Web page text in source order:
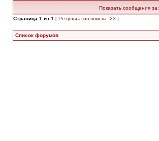
Показать сообщения за:
Страница 1 из 1 [ Результатов поиска: 23 ]
Список форумов